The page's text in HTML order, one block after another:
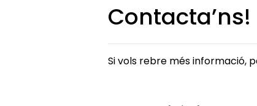
Contacta’ns!
Si vols rebre més informació,